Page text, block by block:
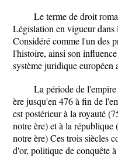
Le terme de droit
Législation en vigueur
Considéré comme l'un des
l'histoire, ainsi son
système juridique européen
La période de
ère jusqu'en 476 à fin de
est postérieur à la royauté
notre ère) et à la république
notre ère) Ces trois siècles
d'or, politique de conquête